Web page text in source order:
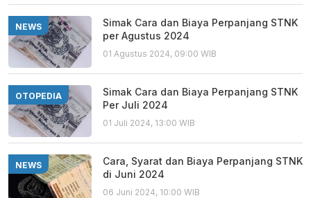
NEWS
Simak Cara dan Biaya Perpanjang STNK
per Agustus 2024
01 Agustus 2024, 09:00 WIB
OTOPEDIA
Simak Cara dan Biaya Perpanjang STNK
Per Juli 2024
01 Juli 2024, 13:00 WIB
NEWS
Cara, Syarat dan Biaya Perpanjang STNK
di Juni 2024
06 Juni 2024, 10:00 WIB